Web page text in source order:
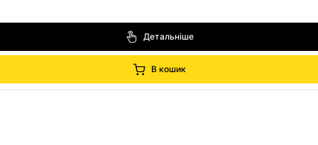
Детальніше
В кошик